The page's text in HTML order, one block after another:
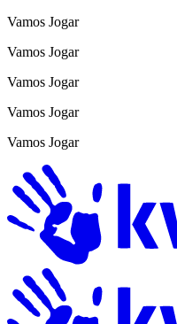
Vamos Jogar
Vamos Jogar
Vamos Jogar
Vamos Jogar
Vamos Jogar